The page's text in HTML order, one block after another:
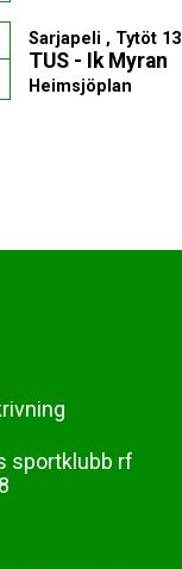
Sarjapeli , Tytöt 13
TUS - Ik Myran
Heimsjöplan
sportklubb rf
88